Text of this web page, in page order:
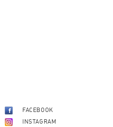
FACEBOOK
INSTAGRAM